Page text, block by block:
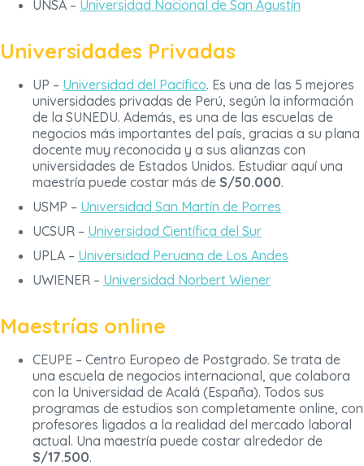
UNSA – Universidad Nacional de San Agustín
Universidades Privadas
UP – Universidad del Pacífico. Es una de las 5 mejores
universidades privadas de Perú, según la información
de la SUNEDU. Además, es una de las escuelas de
negocios más importantes del país, gracias a su plana
docente muy reconocida y a sus alianzas con
universidades de Estados Unidos. Estudiar aquí una
maestría puede costar más de S/50.000.
USMP – Universidad San Martín de Porres
UCSUR – Universidad Científica del Sur
UPLA – Universidad Peruana de Los Andes
UWIENER – Universidad Norbert Wiener
Maestrías online
CEUPE – Centro Europeo de Postgrado. Se trata de
una escuela de negocios internacional, que colabora
con la Universidad de Acalá (España). Todos sus
programas de estudios son completamente online, con
profesores ligados a la realidad del mercado laboral
actual. Una maestría puede costar alrededor de
S/17.500.